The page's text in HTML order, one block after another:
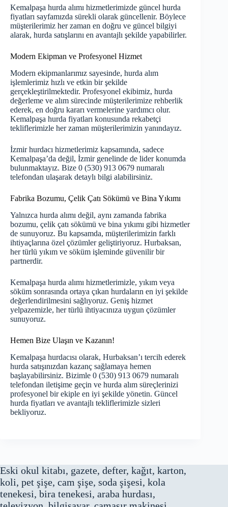
Kemalpaşa hurda alımı hizmetlerimizde güncel hurda
fiyatları sayfamızda sürekli olarak güncellenir. Böylece
müşterilerimiz her zaman en doğru ve güncel bilgiyi
alarak, hurda satışlarını en avantajlı şekilde yapabilirler.
Modern Ekipman ve Profesyonel Hizmet
Modern ekipmanlarımız sayesinde, hurda alım
işlemlerimiz hızlı ve etkin bir şekilde
gerçekleştirilmektedir. Profesyonel ekibimiz, hurda
değerleme ve alım sürecinde müşterilerimize rehberlik
ederek, en doğru kararı vermelerine yardımcı olur.
Kemalpaşa hurda fiyatları konusunda rekabetçi
tekliflerimizle her zaman müşterilerimizin yanındayız.
İzmir hurdacı hizmetlerimiz kapsamında, sadece
Kemalpaşa’da değil, İzmir genelinde de lider konumda
bulunmaktayız. Bize 0 (530) 913 0679 numaralı
telefondan ulaşarak detaylı bilgi alabilirsiniz.
Fabrika Bozumu, Çelik Çatı Sökümü ve Bina Yıkımı
Yalnızca hurda alımı değil, aynı zamanda fabrika
bozumu, çelik çatı sökümü ve bina yıkımı gibi hizmetler
de sunuyoruz. Bu kapsamda, müşterilerimizin farklı
ihtiyaçlarına özel çözümler geliştiriyoruz. Hurbaksan,
her türlü yıkım ve söküm işleminde güvenilir bir
partnerdir.
Kemalpaşa hurda alımı hizmetlerimizle, yıkım veya
söküm sonrasında ortaya çıkan hurdaların en iyi şekilde
değerlendirilmesini sağlıyoruz. Geniş hizmet
yelpazemizle, her türlü ihtiyacınıza uygun çözümler
sunuyoruz.
Hemen Bize Ulaşın ve Kazanın!
Kemalpaşa hurdacısı olarak, Hurbaksan’ı tercih ederek
hurda satışınızdan kazanç sağlamaya hemen
başlayabilirsiniz. Bizimle 0 (530) 913 0679 numaralı
telefondan iletişime geçin ve hurda alım süreçlerinizi
profesyonel bir ekiple en iyi şekilde yönetin. Güncel
hurda fiyatları ve avantajlı tekliflerimizle sizleri
bekliyoruz.
Eski okul kitabı, gazete, defter, kağıt, karton,
koli, pet şişe, cam şişe, soda şişesi, kola
tenekesi, bira tenekesi, araba hurdası,